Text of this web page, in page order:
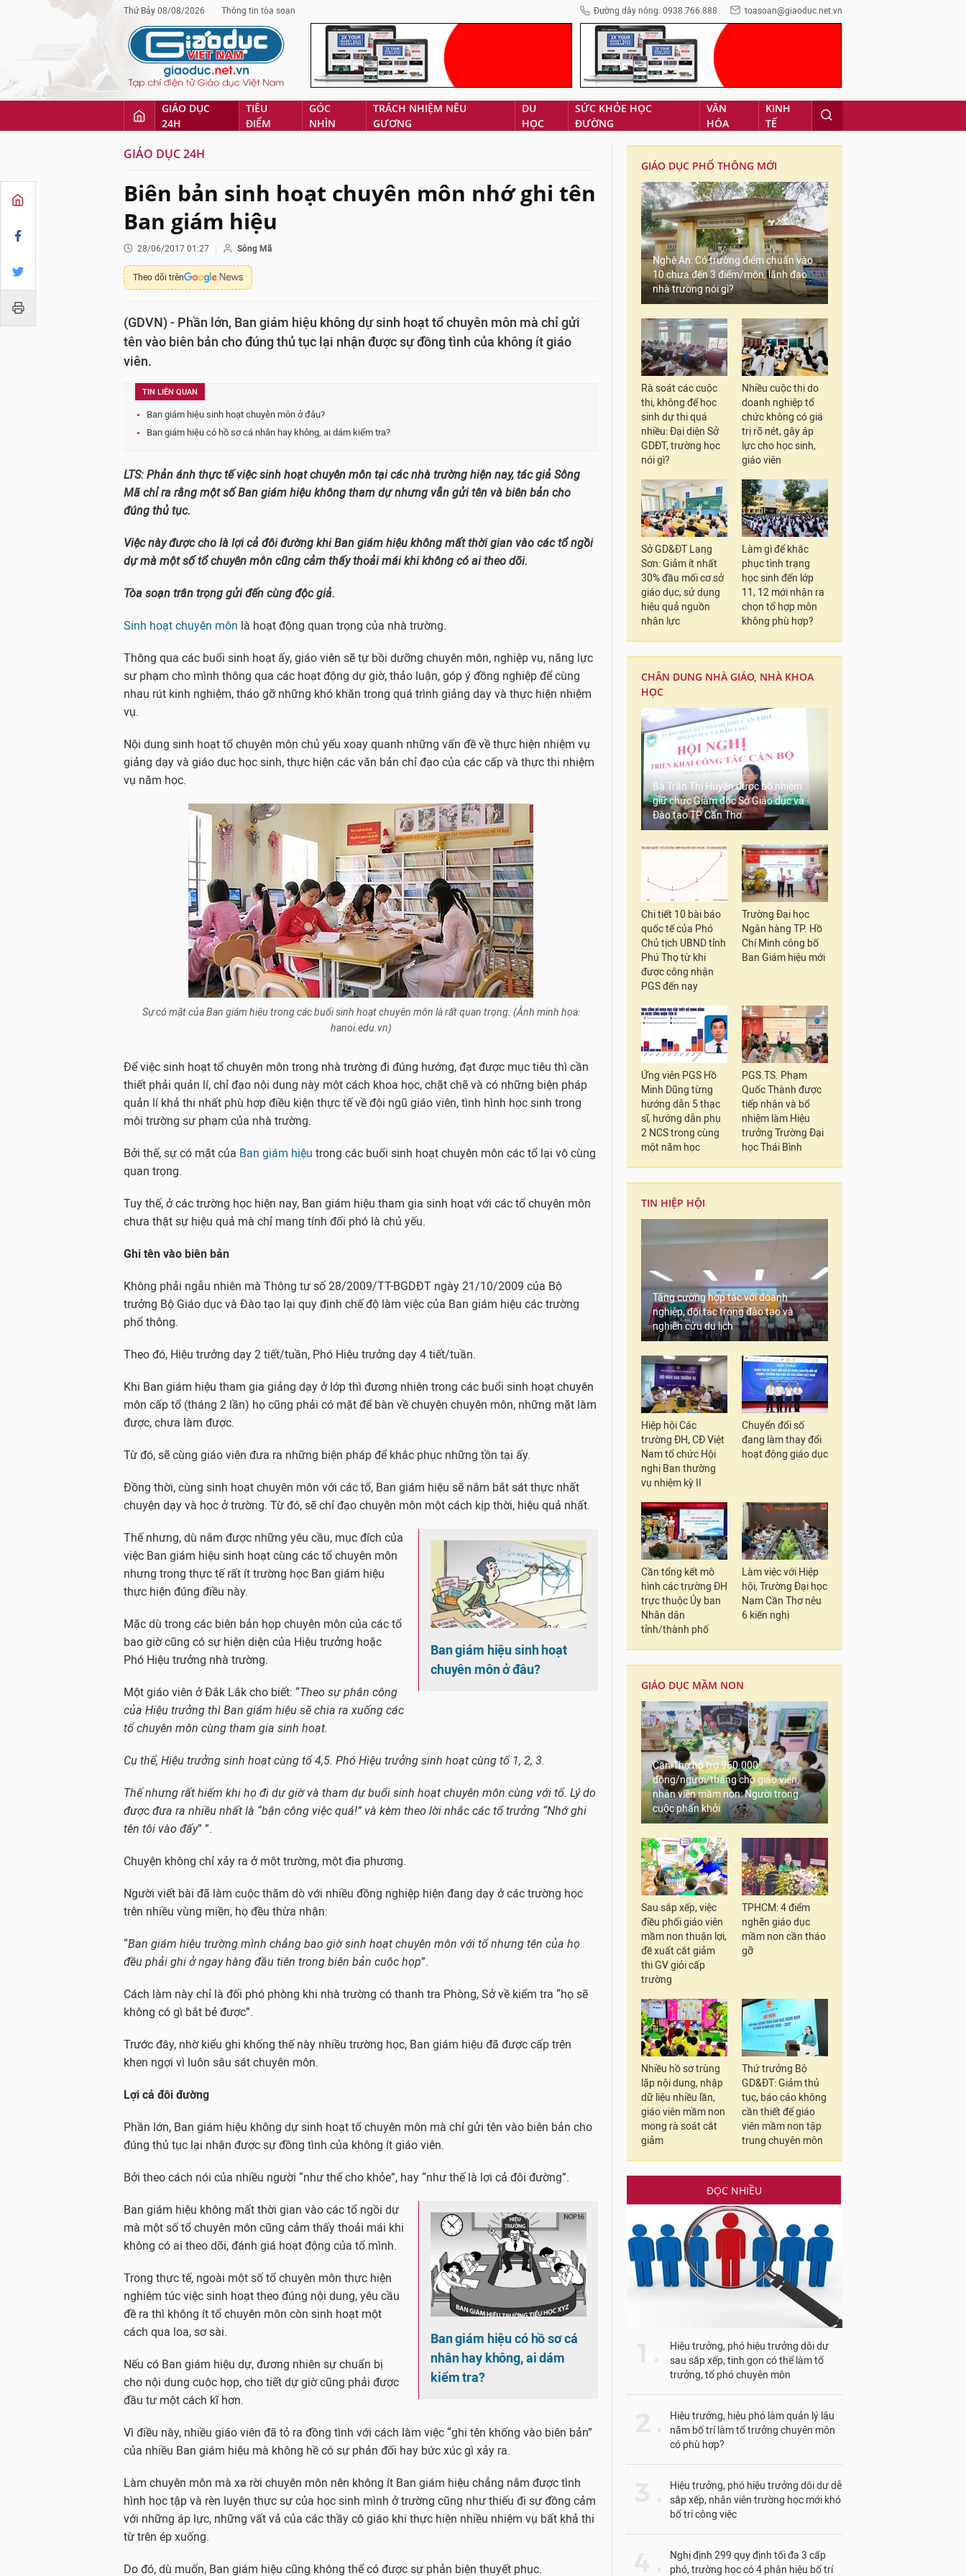
Thứ Bảy 08/08/2026 Thông tin tòa soạn Đường dây nóng: 0938.766.888 toasoan@giaoduc.net.vn
GIÁO DỤC
24H
TIÊU
ĐIỂM
GÓC
NHÌN
TRÁCH NHIỆM NÊU
GƯƠNG
DU
HỌC
SỨC KHỎE HỌC
ĐƯỜNG
VĂN
HÓA
KINH
TẾ
GIÁO DỤC 24H
Biên bản sinh hoạt chuyên môn nhớ ghi tên
Ban giám hiệu
28/06/2017 01:27 Sông Mã
Theo dõi trên
(GDVN) - Phần lớn, Ban giám hiệu không dự sinh hoạt tổ chuyên môn mà chỉ gửi
tên vào biên bản cho đúng thủ tục lại nhận được sự đồng tình của không ít giáo
viên.
TIN LIÊN QUAN
Ban giám hiệu sinh hoạt chuyên môn ở đâu?
Ban giám hiệu có hồ sơ cá nhân hay không, ai dám kiểm tra?
LTS: Phản ánh thực tế việc sinh hoạt chuyên môn tại các nhà trường hiện nay, tác giả Sông
Mã chỉ ra rằng một số Ban giám hiệu không tham dự nhưng vẫn gửi tên và biên bản cho
đúng thủ tục.
Việc này được cho là lợi cả đôi đường khi Ban giám hiệu không mất thời gian vào các tổ ngồi
dự mà một số tổ chuyên môn cũng cảm thấy thoải mái khi không có ai theo dõi.
Tòa soạn trân trọng gửi đến cùng độc giả.
Sinh hoạt chuyên môn là hoạt động quan trọng của nhà trường.
Thông qua các buổi sinh hoạt ấy, giáo viên sẽ tự bồi dưỡng chuyên môn, nghiệp vụ, năng lực
sư phạm cho mình thông qua các hoạt động dự giờ, thảo luận, góp ý đồng nghiệp để cùng
nhau rút kinh nghiệm, tháo gỡ những khó khăn trong quá trình giảng dạy và thực hiện nhiệm
vụ.
Nội dung sinh hoạt tổ chuyên môn chủ yếu xoay quanh những vấn đề về thực hiện nhiệm vụ
giảng dạy và giáo dục học sinh, thực hiện các văn bản chỉ đạo của các cấp và thực thi nhiệm
vụ năm học.
Sự có mặt của Ban giám hiệu trong các buổi sinh hoạt chuyên môn là rất quan trọng. (Ảnh minh họa:
hanoi.edu.vn)
Để việc sinh hoạt tổ chuyên môn trong nhà trường đi đúng hướng, đạt được mục tiêu thì cần
thiết phải quản lí, chỉ đạo nội dung này một cách khoa học, chặt chẽ và có những biện pháp
quản lí khả thi nhất phù hợp điều kiện thực tế về đội ngũ giáo viên, tình hình học sinh trong
môi trường sư phạm của nhà trường.
Bởi thế, sự có mặt của Ban giám hiệu trong các buổi sinh hoạt chuyên môn các tổ lại vô cùng
quan trọng.
Tuy thế, ở các trường học hiện nay, Ban giám hiệu tham gia sinh hoạt với các tổ chuyên môn
chưa thật sự hiệu quả mà chỉ mang tính đối phó là chủ yếu.
Ghi tên vào biên bản
Không phải ngẫu nhiên mà Thông tư số 28/2009/TT-BGDĐT ngày 21/10/2009 của Bộ
trưởng Bộ Giáo dục và Đào tạo lại quy định chế độ làm việc của Ban giám hiệu các trường
phổ thông.
Theo đó, Hiệu trưởng dạy 2 tiết/tuần, Phó Hiệu trưởng dạy 4 tiết/tuần.
Khi Ban giám hiệu tham gia giảng dạy ở lớp thì đương nhiên trong các buổi sinh hoạt chuyên
môn cấp tổ (tháng 2 lần) họ cũng phải có mặt để bàn về chuyện chuyên môn, những mặt làm
được, chưa làm được.
Từ đó, sẽ cùng giáo viên đưa ra những biện pháp để khắc phục những tồn tại ấy.
Đồng thời, cùng sinh hoạt chuyên môn với các tổ, Ban giám hiệu sẽ nắm bắt sát thực nhất
chuyện dạy và học ở trường. Từ đó, sẽ chỉ đạo chuyên môn một cách kịp thời, hiệu quả nhất.
Ban giám hiệu sinh hoạt
chuyên môn ở đâu?
Thế nhưng, dù nắm được những yêu cầu, mục đích của
việc Ban giám hiệu sinh hoạt cùng các tổ chuyên môn
nhưng trong thực tế rất ít trường học Ban giám hiệu
thực hiện đúng điều này.
Mặc dù trong các biên bản họp chuyên môn của các tổ
bao giờ cũng có sự hiện diện của Hiệu trưởng hoặc
Phó Hiệu trưởng nhà trường.
Một giáo viên ở Đắk Lắk cho biết: “Theo sự phân công
của Hiệu trưởng thì Ban giám hiệu sẽ chia ra xuống các
tổ chuyên môn cùng tham gia sinh hoạt.
Cụ thể, Hiệu trưởng sinh hoạt cùng tổ 4,5. Phó Hiệu trưởng sinh hoạt cùng tổ 1, 2, 3.
Thế nhưng rất hiếm khi họ đi dự giờ và tham dự buổi sinh hoạt chuyên môn cùng với tổ. Lý do
được đưa ra nhiều nhất là “bận công việc quá!” và kèm theo lời nhắc các tổ trưởng “Nhớ ghi
tên tôi vào đấy” ”.
Chuyện không chỉ xảy ra ở một trường, một địa phương.
Người viết bài đã làm cuộc thăm dò với nhiều đồng nghiệp hiện đang dạy ở các trường học
trên nhiều vùng miền, họ đều thừa nhận:
“Ban giám hiệu trường mình chẳng bao giờ sinh hoạt chuyên môn với tổ nhưng tên của họ
đều phải ghi ở ngay hàng đầu tiên trong biên bản cuộc họp”.
Cách làm này chỉ là đối phó phòng khi nhà trường có thanh tra Phòng, Sở về kiểm tra “họ sẽ
không có gì bắt bẻ được”.
Trước đây, nhờ kiểu ghi khống thế này nhiều trường học, Ban giám hiệu đã được cấp trên
khen ngợi vì luôn sâu sát chuyên môn.
Lợi cả đôi đường
Phần lớn, Ban giám hiệu không dự sinh hoạt tổ chuyên môn mà chỉ gửi tên vào biên bản cho
đúng thủ tục lại nhận được sự đồng tình của không ít giáo viên.
Bởi theo cách nói của nhiều người “như thế cho khỏe”, hay “như thế là lợi cả đôi đường”.
Ban giám hiệu có hồ sơ cá
nhân hay không, ai dám
kiểm tra?
Ban giám hiệu không mất thời gian vào các tổ ngồi dự
mà một số tổ chuyên môn cũng cảm thấy thoải mái khi
không có ai theo dõi, đánh giá hoạt động của tổ mình.
Trong thực tế, ngoài một số tổ chuyên môn thực hiện
nghiêm túc việc sinh hoạt theo đúng nội dung, yêu cầu
đề ra thì không ít tổ chuyên môn còn sinh hoạt một
cách qua loa, sơ sài.
Nếu có Ban giám hiệu dự, đương nhiên sự chuẩn bị
cho nội dung cuộc họp, cho tiết dự giờ cũng phải được
đầu tư một cách kĩ hơn.
Vì điều này, nhiều giáo viên đã tỏ ra đồng tình với cách làm việc “ghi tên khống vào biên bản”
của nhiều Ban giám hiệu mà không hề có sự phản đối hay bức xúc gì xảy ra.
Làm chuyên môn mà xa rời chuyên môn nên không ít Ban giám hiệu chẳng nắm được tình
hình học tập và rèn luyện thực sự của học sinh mình ở trường cũng như thiếu đi sự đồng cảm
với những áp lực, những vất vả của các thầy cô giáo khi thực hiện nhiều nhiệm vụ bất khả thi
từ trên ép xuống.
Do đó, dù muốn, Ban giám hiệu cũng không thể có được sự phản biện thuyết phục.
GIÁO DỤC PHỔ THÔNG MỚI
Nghệ An: Có trường điểm chuẩn vào
10 chưa đến 3 điểm/môn, lãnh đạo
nhà trường nói gì?
Rà soát các cuộc
thi, không để học
sinh dự thi quá
nhiều: Đại diện Sở
GDĐT, trường học
nói gì?
Nhiều cuộc thi do
doanh nghiệp tổ
chức không có giá
trị rõ nét, gây áp
lực cho học sinh,
giáo viên
Sở GD&ĐT Lạng
Sơn: Giảm ít nhất
30% đầu mối cơ sở
giáo dục, sử dụng
hiệu quả nguồn
nhân lực
Làm gì để khắc
phục tình trạng
học sinh đến lớp
11, 12 mới nhận ra
chọn tổ hợp môn
không phù hợp?
CHÂN DUNG NHÀ GIÁO, NHÀ KHOA
HỌC
Bà Trần Thị Huyền được bổ nhiệm
giữ chức Giám đốc Sở Giáo dục và
Đào tạo TP Cần Thơ
Chi tiết 10 bài báo
quốc tế của Phó
Chủ tịch UBND tỉnh
Phú Thọ từ khi
được công nhận
PGS đến nay
Trường Đại học
Ngân hàng TP. Hồ
Chí Minh công bố
Ban Giám hiệu mới
Ứng viên PGS Hồ
Minh Dũng từng
hướng dẫn 5 thạc
sĩ, hướng dẫn phụ
2 NCS trong cùng
một năm học
PGS.TS. Phạm
Quốc Thành được
tiếp nhận và bổ
nhiệm làm Hiệu
trưởng Trường Đại
học Thái Bình
TIN HIỆP HỘI
Tăng cường hợp tác với doanh
nghiệp, đối tác trong đào tạo và
nghiên cứu du lịch
Hiệp hội Các
trường ĐH, CĐ Việt
Nam tổ chức Hội
nghị Ban thường
vụ nhiệm kỳ II
Chuyển đổi số
đang làm thay đổi
hoạt động giáo dục
Cần tổng kết mô
hình các trường ĐH
trực thuộc Ủy ban
Nhân dân
tỉnh/thành phố
Làm việc với Hiệp
hội, Trường Đại học
Nam Cần Thơ nêu
6 kiến nghị
GIÁO DỤC MẦM NON
Cần Thơ hỗ trợ 960.000
đồng/người/tháng cho giáo viên,
nhân viên mầm non: Người trong
cuộc phấn khởi
Sau sắp xếp, việc
điều phối giáo viên
mầm non thuận lợi,
đề xuất cắt giảm
thi GV giỏi cấp
trường
TPHCM: 4 điểm
nghẽn giáo dục
mầm non cần tháo
gỡ
Nhiều hồ sơ trùng
lặp nội dung, nhập
dữ liệu nhiều lần,
giáo viên mầm non
mong rà soát cắt
giảm
Thứ trưởng Bộ
GD&ĐT: Giảm thủ
tục, báo cáo không
cần thiết để giáo
viên mầm non tập
trung chuyên môn
ĐỌC NHIỀU
Hiệu trưởng, phó hiệu trưởng dôi dư
sau sắp xếp, tinh gọn có thể làm tổ
trưởng, tổ phó chuyên môn
Hiệu trưởng, hiệu phó làm quản lý lâu
năm bố trí làm tổ trưởng chuyên môn
có phù hợp?
Hiệu trưởng, phó hiệu trưởng dôi dư dễ
sắp xếp, nhân viên trường học mới khó
bố trí công việc
Nghị định 299 quy định tối đa 3 cấp
phó, trường học có 4 phân hiệu bố trí